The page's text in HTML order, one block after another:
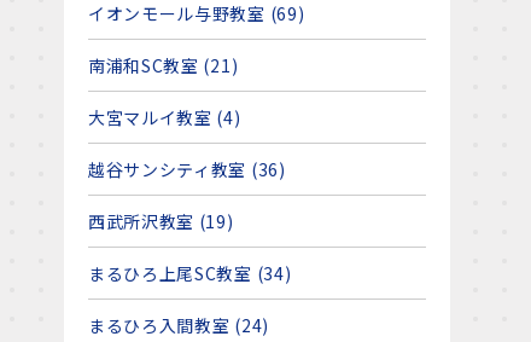
イオンモール与野教室 (69)
南浦和SC教室 (21)
大宮マルイ教室 (4)
越谷サンシティ教室 (36)
西武所沢教室 (19)
まるひろ上尾SC教室 (34)
まるひろ入間教室 (24)